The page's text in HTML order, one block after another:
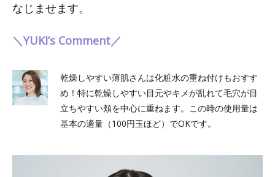
なじませます。
＼YUKI’s Comment／
乾燥しやすい薄肌さんは化粧水の重ね付けもおすす
め！特に乾燥しやすい目元やキメが乱れて毛穴が目
立ちやすい頬を中心に重ねます。この時の使用量は
基本の適量（100円玉ほど）でOKです。